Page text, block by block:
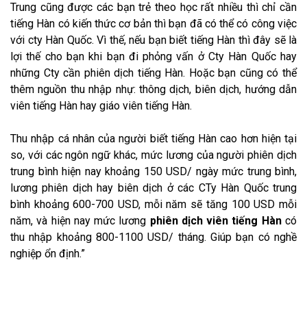
Trung cũng được các bạn trẻ theo học rất nhiều thì chỉ cần
tiếng Hàn có kiến thức cơ bản thì bạn đã có thể có công việc
với cty Hàn Quốc. Vì thế, nếu bạn biết tiếng Hàn thì đây sẽ là
lợi thế cho bạn khi bạn đi phỏng vấn ở Cty Hàn Quốc hay
những Cty cần phiên dịch tiếng Hàn. Hoặc bạn cũng có thể
thêm nguồn thu nhập nhự: thông dịch, biên dịch, hướng dẫn
viên tiếng Hàn hay giáo viên tiếng Hàn.
Thu nhập cá nhân của người biết tiếng Hàn cao hơn hiện tại
so, với các ngôn ngữ khác, mức lương của người phiên dịch
trung bình hiện nay khoảng 150 USD/ ngày mức trung bình,
lương phiên dịch hay biên dịch ở các CTy Hàn Quốc trung
bình khoảng 600-700 USD, mỗi năm sẽ tăng 100 USD mỗi
năm, và hiện nay mức lương phiên dịch viên tiếng Hàncó
thu nhập khoảng 800-1100 USD/ tháng. Giúp bạn có nghề
nghiệp ổn định.